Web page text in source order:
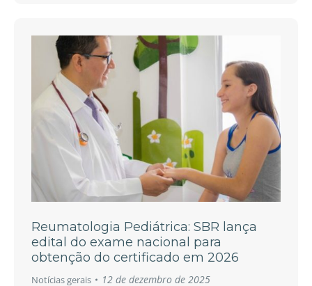
Reumatologia Pediátrica: SBR lança
edital do exame nacional para
obtenção do certificado em 2026
Notícias gerais 12 de dezembro de 2025